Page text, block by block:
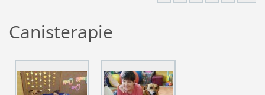
Canisterapie